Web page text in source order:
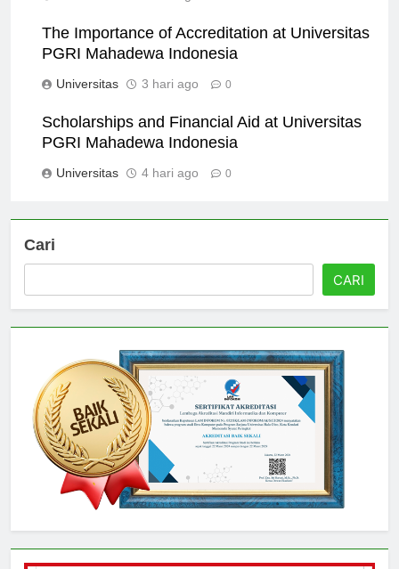
The Importance of Accreditation at Universitas
PGRI Mahadewa Indonesia
Universitas 3 hari ago 0
Scholarships and Financial Aid at Universitas
PGRI Mahadewa Indonesia
Universitas 4 hari ago 0
Cari
CARI